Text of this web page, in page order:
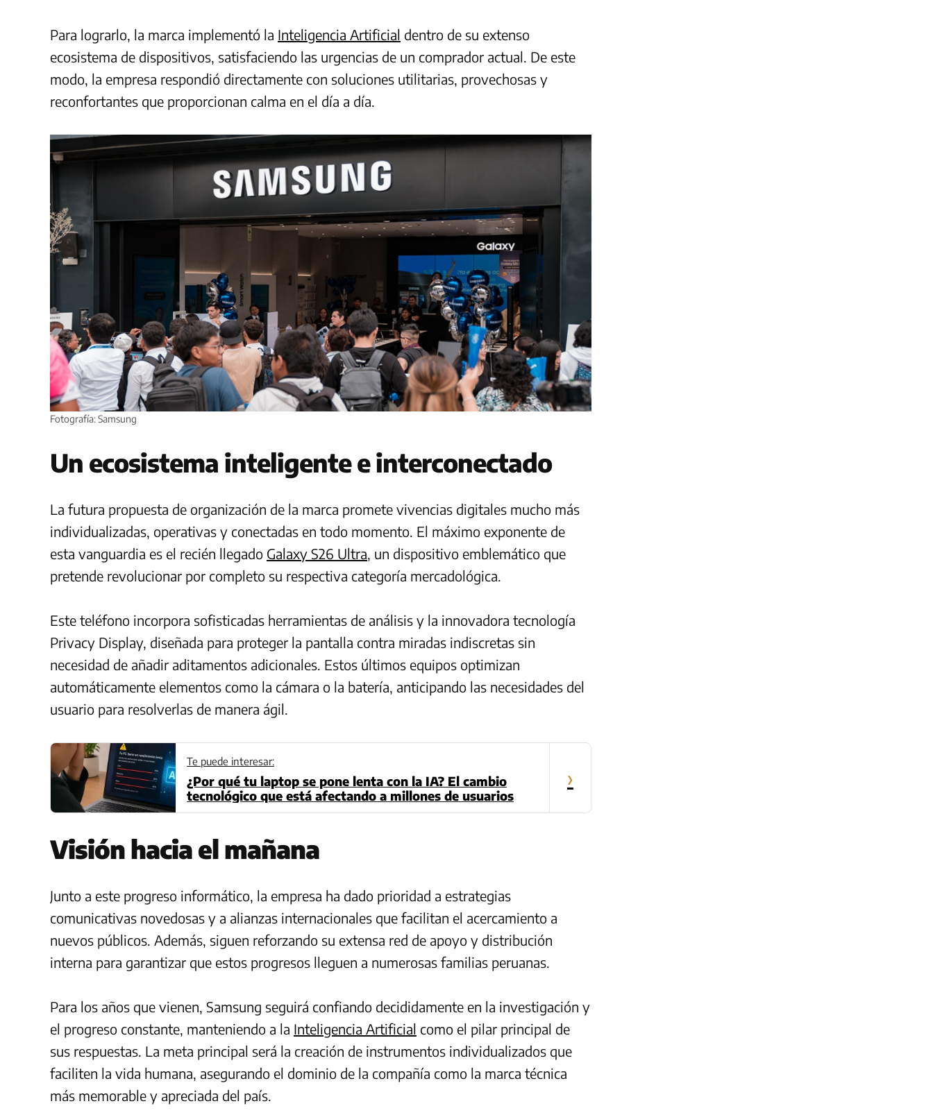
Para lograrlo, la marca implementó la Inteligencia Artificial dentro de su extenso
ecosistema de dispositivos, satisfaciendo las urgencias de un comprador actual. De este
modo, la empresa respondió directamente con soluciones utilitarias, provechosas y
reconfortantes que proporcionan calma en el día a día.
Fotografía: Samsung
Un ecosistema inteligente e interconectado
La futura propuesta de organización de la marca promete vivencias digitales mucho más
individualizadas, operativas y conectadas en todo momento. El máximo exponente de
esta vanguardia es el recién llegado Galaxy S26 Ultra, un dispositivo emblemático que
pretende revolucionar por completo su respectiva categoría mercadológica.
Este teléfono incorpora sofisticadas herramientas de análisis y la innovadora tecnología
Privacy Display, diseñada para proteger la pantalla contra miradas indiscretas sin
necesidad de añadir aditamentos adicionales. Estos últimos equipos optimizan
automáticamente elementos como la cámara o la batería, anticipando las necesidades del
usuario para resolverlas de manera ágil.
Te puede interesar:
¿Por qué tu laptop se pone lenta con la IA? El cambio
tecnológico que está afectando a millones de usuarios
›
Visión hacia el mañana
Junto a este progreso informático, la empresa ha dado prioridad a estrategias
comunicativas novedosas y a alianzas internacionales que facilitan el acercamiento a
nuevos públicos. Además, siguen reforzando su extensa red de apoyo y distribución
interna para garantizar que estos progresos lleguen a numerosas familias peruanas.
Para los años que vienen, Samsung seguirá confiando decididamente en la investigación y
el progreso constante, manteniendo a la Inteligencia Artificial como el pilar principal de
sus respuestas. La meta principal será la creación de instrumentos individualizados que
faciliten la vida humana, asegurando el dominio de la compañía como la marca técnica
más memorable y apreciada del país.